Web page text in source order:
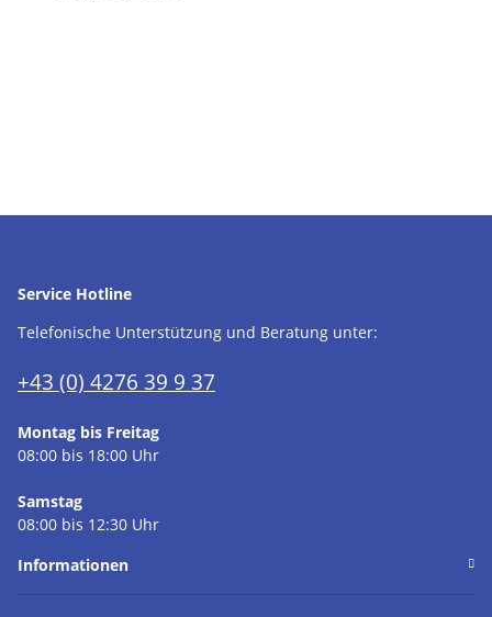
Service Hotline
Telefonische Unterstützung und Beratung unter:
+43 (0) 4276 39 9 37
Montag bis Freitag
08:00 bis 18:00 Uhr
Samstag
08:00 bis 12:30 Uhr
Informationen